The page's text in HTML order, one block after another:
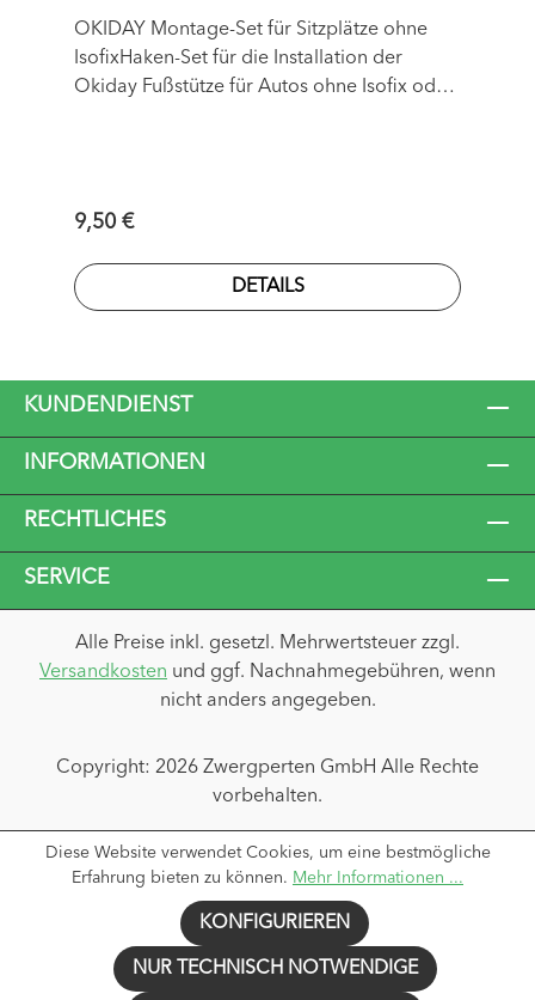
OKIDAY Montage-Set für Sitzplätze ohne
IsofixHaken-Set für die Installation der
Okiday Fußstütze für Autos ohne Isofix oder
Regulärer Preis:
9,50 €
DETAILS
KUNDENDIENST
INFORMATIONEN
RECHTLICHES
SERVICE
Alle Preise inkl. gesetzl. Mehrwertsteuer zzgl.
Versandkosten und ggf. Nachnahmegebühren, wenn
nicht anders angegeben.
Copyright: 2026 Zwergperten GmbH Alle Rechte
vorbehalten.
Diese Website verwendet Cookies, um eine bestmögliche
Erfahrung bieten zu können. Mehr Informationen ...
NUR TECHNISCH NOTWENDIGE
KONFIGURIEREN